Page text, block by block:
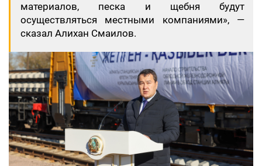
материалов, песка и щебня будут
осуществляться местными компаниями», —
сказал Алихан Смаилов.